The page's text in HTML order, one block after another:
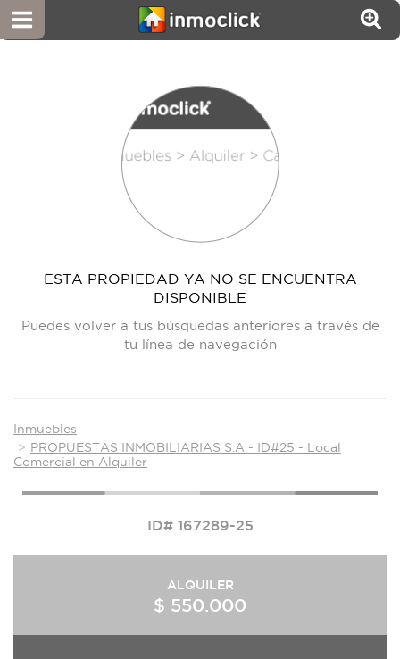
ESTA PROPIEDAD YA NO SE ENCUENTRA
DISPONIBLE
Puedes volver a tus búsquedas anteriores a través de
tu línea de navegación
Inmuebles
PROPUESTAS INMOBILIARIAS S.A - ID#25 - Local
Comercial en Alquiler
ID# 167289-25
ALQUILER
$ 550.000